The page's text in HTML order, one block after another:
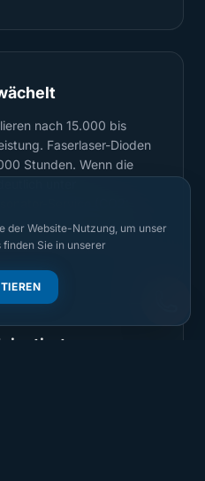
nach 15.000 bis
Faserlaser-Dioden
Stunden. Wenn die
Service (CO2:
Dioden-Tausch (Faser:
der Website-Nutzung, um unser
Sie in unserer